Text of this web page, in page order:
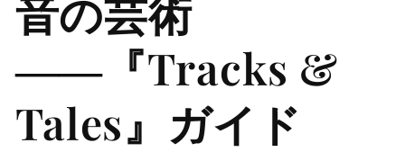
音の芸術
――『Tracks &
Tales』ガイド